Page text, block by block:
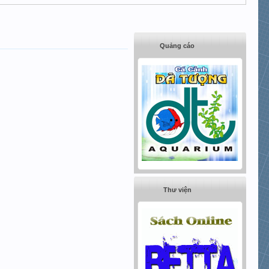
Quảng cáo
Thư viện